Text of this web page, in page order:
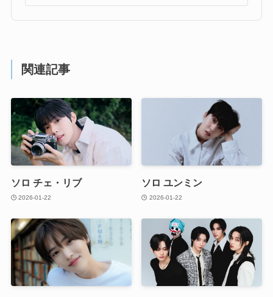
関連記事
ソロ チェ・リブ
2026-01-22
ソロ ユンミン
2026-01-22